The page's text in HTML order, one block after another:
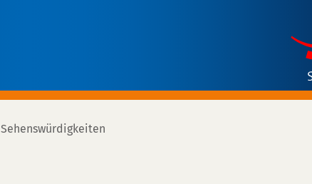
Sehenswürdigkeiten